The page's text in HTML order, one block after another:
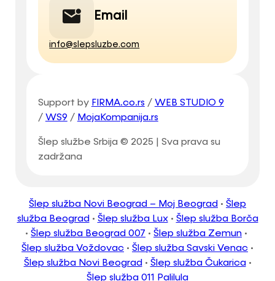
Email
info@slepsluzbe.com
Šlep službe Srbija © 2025 | Sva prava su
zadržana
Support by FIRMA.co.rs / WEB STUDIO 9
/ WS9 / MojaKompanija.rs
Šlep služba Novi Beograd – Moj Beograd • Šlep
služba Beograd • Šlep služba Lux• Šlep služba Borča
• Šlep služba Beograd 007 • Šlep služba Zemun •
Šlep služba Voždovac • Šlep služba Savski Venac •
Šlep služba Novi Beograd • Šlep služba Čukarica•
Šlep služba 011 Palilula